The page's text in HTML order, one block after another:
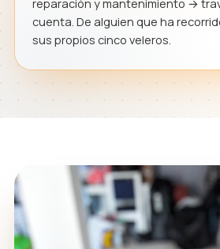
reparación y mantenimiento →
cuenta. De alguien que ha
sus propios cinco veleros.